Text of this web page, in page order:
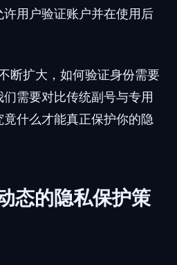
用户验证账户并在使用后
断扩大，如何验证身份需要
需要对比传统副号与专用
什么才能真正保护你的隐
态的隐私保护策